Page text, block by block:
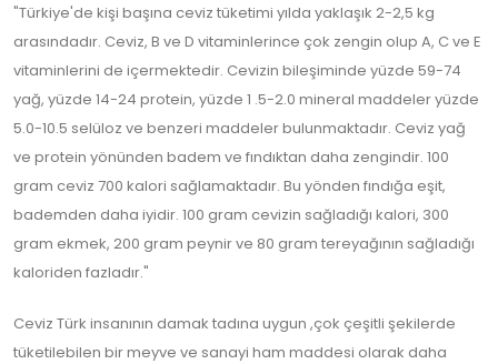
"Türkiye'de kişi başına ceviz tüketimi yılda yaklaşık 2-2,5 kg
arasındadır. Ceviz, B ve D vitaminlerince çok zengin olup A, C ve E
vitaminlerini de içermektedir. Cevizin bileşiminde yüzde 59-74
yağ, yüzde 14-24 protein, yüzde 1 .5-2.0 mineral maddeler yüzde
5.0-10.5 selüloz ve benzeri maddeler bulunmaktadır. Ceviz yağ
ve protein yönünden badem ve fındıktan daha zengindir. 100
gram ceviz 700 kalori sağlamaktadır. Bu yönden fındığa eşit,
bademden daha iyidir. 100 gram cevizin sağladığı kalori, 300
gram ekmek, 200 gram peynir ve 80 gram tereyağının sağladığı
kaloriden fazladır."
Ceviz Türk insanının damak tadına uygun ,çok çeşitli şekilerde
tüketilebilen bir meyve ve sanayi ham maddesi olarak daha